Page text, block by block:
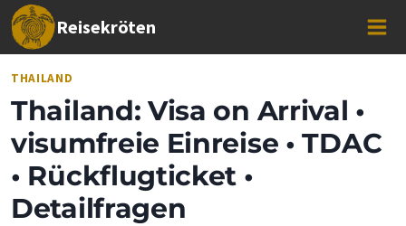
Zum
Inhalt
springen
Reisekröten
THAILAND
Thailand: Visa on Arrival •
visumfreie Einreise • TDAC
• Rückflugticket •
Detailfragen